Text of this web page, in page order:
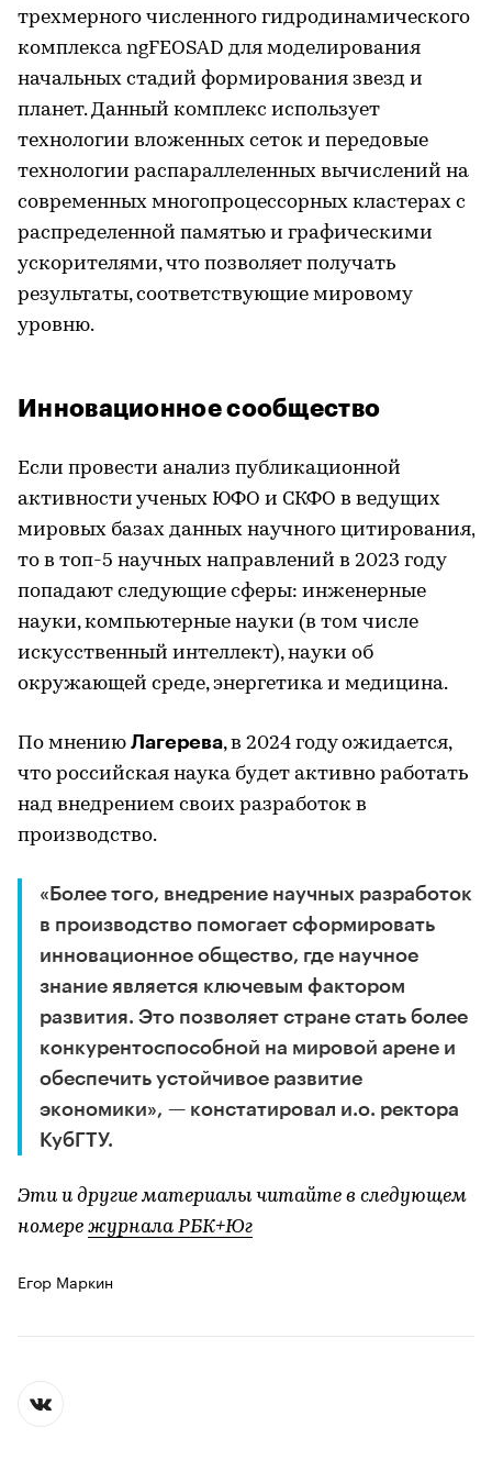
трехмерного численного гидродинамического
комплекса ngFEOSAD для моделирования
начальных стадий формирования звезд и
планет. Данный комплекс использует
технологии вложенных сеток и передовые
технологии распараллеленных вычислений на
современных многопроцессорных кластерах с
распределенной памятью и графическими
ускорителями, что позволяет получать
результаты, соответствующие мировому
уровню.
Инновационное сообщество
Если провести анализ публикационной
активности ученых ЮФО и СКФО в ведущих
мировых базах данных научного цитирования,
то в топ-5 научных направлений в 2023 году
попадают следующие сферы: инженерные
науки, компьютерные науки (в том числе
искусственный интеллект), науки об
окружающей среде, энергетика и медицина.
По мнению Лагерева, в 2024 году ожидается,
что российская наука будет активно работать
над внедрением своих разработок в
производство.
«Более того, внедрение научных разработок
в производство помогает сформировать
инновационное общество, где научное
знание является ключевым фактором
развития. Это позволяет стране стать более
конкурентоспособной на мировой арене и
обеспечить устойчивое развитие
экономики», — констатировал и.о. ректора
КубГТУ.
Эти и другие материалы читайте в следующем
номере журнала РБК+Юг
Егор Маркин